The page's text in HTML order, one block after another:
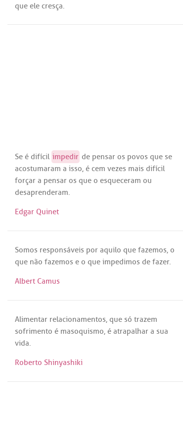
que ele cresça.
Se é difícil impedir de pensar os povos que se
acostumaram a isso, é cem vezes mais difícil
forçar a pensar os que o esqueceram ou
desaprenderam.
Edgar Quinet
Somos responsáveis por aquilo que fazemos, o
que não fazemos e o que impedimos de fazer.
Albert Camus
Alimentar relacionamentos, que só trazem
sofrimento é masoquismo, é atrapalhar a sua
vida.
Roberto Shinyashiki